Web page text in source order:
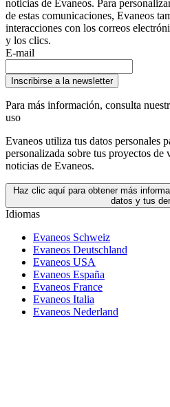
noticias de Evaneos. Para
de estas comunicaciones, Evaneos
interacciones con los correos
y los clics.
E-mail
Inscribirse a la newsletter
Para más información, consulta
uso
Evaneos utiliza tus datos personales
personalizada sobre tus proyectos
noticias de Evaneos.
Haz clic aquí para obtener más
datos y tus
Idiomas
Evaneos Schweiz
Evaneos Deutschland
Evaneos USA
Evaneos España
Evaneos France
Evaneos Italia
Evaneos Nederland